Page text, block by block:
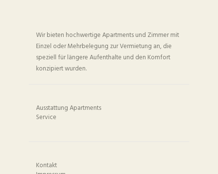
Wir bieten hochwertige Apartments und Zimmer mit
Einzel oder Mehrbelegung zur Vermietung an, die
speziell für längere Aufenthalte und den Komfort
konzipiert wurden.
Ausstattung Apartments
Service
Kontakt